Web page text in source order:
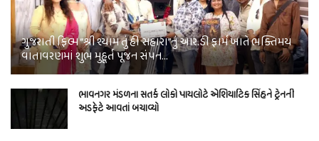
ગુજરાતી ફિલ્મ “શ્રી શ્યામ તું હી સહારા”નું આર.ડી ફાર્મ ખાતે ભક્તિમય
વાતાવરણમાં શુભ મુહૂર્ત પૂજન સંપન…
ભાવનગર મંડળના સતર્ક લોકો પાયલોટે એશિયાટિક સિંહને ટ્રેનની
અડફેટે આવતાં બચાવ્યો